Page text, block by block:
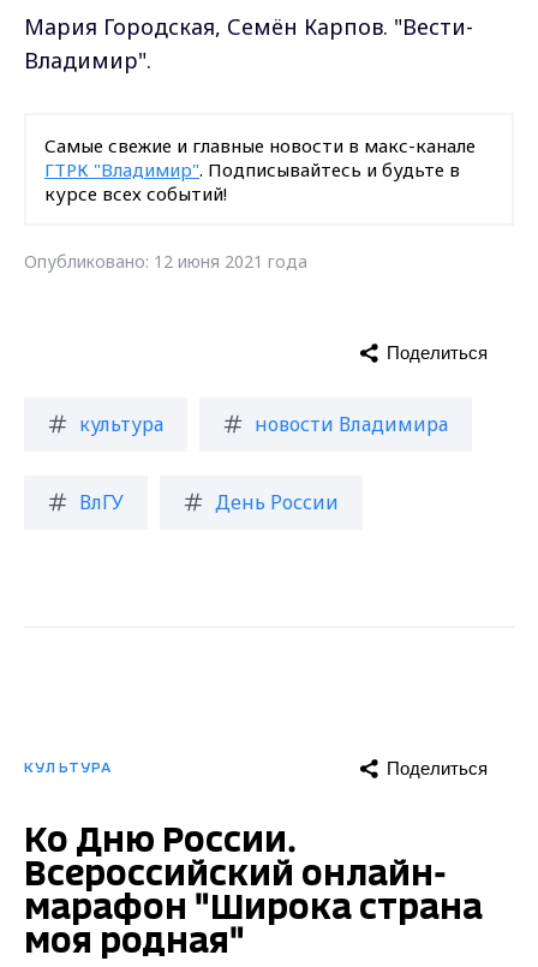
Мария Городская, Семён Карпов. "Вести-
Владимир".
Самые свежие и главные новости в макс-канале
ГТРК "Владимир". Подписывайтесь и будьте в
курсе всех событий!
Опубликовано: 12 июня 2021 года
культура новости Владимира
ВлГУ День России
Поделиться
КУЛЬТУРА Поделиться
Ко Дню России.
Всероссийский онлайн-
марафон "Широка страна
моя родная"